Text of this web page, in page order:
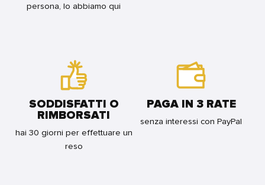
persona, lo abbiamo qui
SODDISFATTI O
RIMBORSATI
hai 30 giorni per effettuare un
reso
PAGA IN 3 RATE
senza interessi con PayPal